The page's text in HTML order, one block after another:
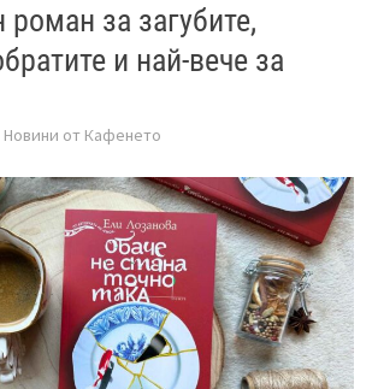
роман за загубите,
и най-вече за
Новини от Кафенето